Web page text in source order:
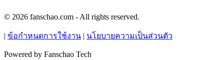
© 2026 fanschao.com - All rights reserved.
ข้อกำหนดการใช้งาน นโยบายความเป็นส่วนตัว
Powered by Fanschao Tech